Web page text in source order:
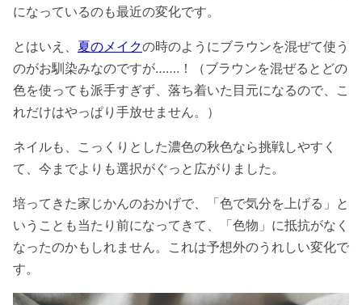
になっているのも最近の変化です。
とはいえ、 夏のメイクの時のようにブラウンを混ぜて使う
のがお馴染みなのですが…….！（ブラウンを混ぜるとどの
色を使っても派手すぎず、落ち着いた目元になるので、こ
れだけはやっぱり手放せません。）
ネイルも、こっくりとした濃色の秋色なら挑戦しやすく
て、今までよりも選択がぐっと広がりました。
培ってきた家じかんのおかげで、「色で気分を上げる」と
いうことも当たり前になってきて、「色物」に抵抗がなく
なったのかもしれません。これは予想外のうれしい変化で
す。